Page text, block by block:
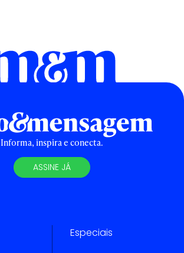
Informa, inspira e conecta.
ASSINE JÁ
Especiais